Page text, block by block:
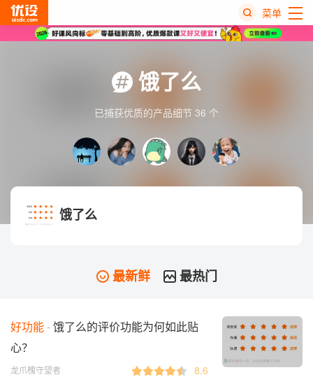
菜单
饿了么
已捕获优质的产品细节 36 个
饿了么
最新鲜 最热门
好功能 饿了么的评价功能为何如此贴
心？
龙爪槐守望者 8.6